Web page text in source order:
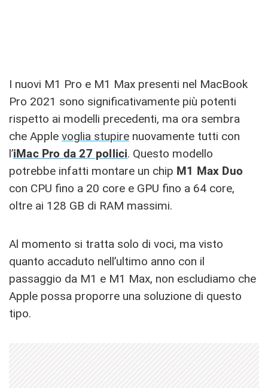
I nuovi M1 Pro e M1 Max presenti nel MacBook
Pro 2021 sono significativamente più potenti
rispetto ai modelli precedenti, ma ora sembra
che Apple voglia stupire nuovamente tutti con
l’iMac Pro da 27 pollici. Questo modello
potrebbe infatti montare un chip M1 Max Duo
con CPU fino a 20 core e GPU fino a 64 core,
oltre ai 128 GB di RAM massimi.
Al momento si tratta solo di voci, ma visto
quanto accaduto nell’ultimo anno con il
passaggio da M1 e M1 Max, non escludiamo che
Apple possa proporre una soluzione di questo
tipo.